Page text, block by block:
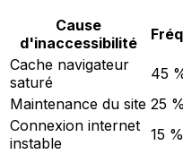
Cause
d'inaccessibilité
Cache navigateur
saturé
45
Maintenance du site 25 %
Connexion internet
instable
15 %